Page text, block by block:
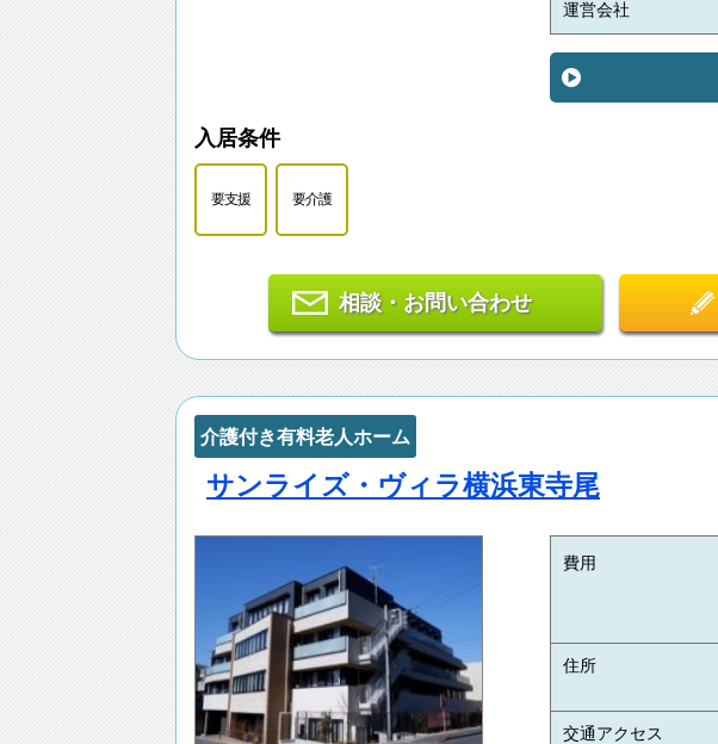
運営会社
入居条件
要支援 要介護
相談・お問い合わせ
介護付き有料老人ホーム
サンライズ・ヴィラ横浜東寺尾
費用
住所
交通アクセス